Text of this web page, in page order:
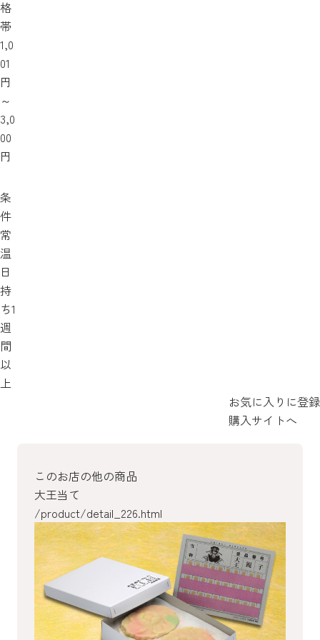
格
帯
1,0
01
円
～
3,0
00
円
条
件
常
温
日
持
ち1
週
間
以
上
お気に入りに登録
購入サイトへ
このお店の他の商品
大王当て
/product/detail_226.html
/product/detail_225.html
/product/detail_224.html
/product/detail_211.html